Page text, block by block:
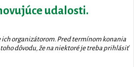
udalosti.
organizátorom. Pred termínom konania
dôvodu, že na niektoré je treba prihlásiť